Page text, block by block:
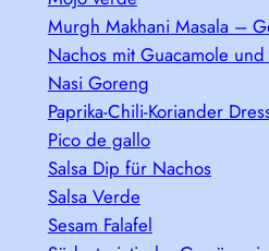
Murgh Makhani Masala –
Nachos mit Guacamole
Nasi Goreng
Paprika-Chili-Koriander
Pico de gallo
Salsa Dip für Nachos
Salsa Verde
Sesam Falafel